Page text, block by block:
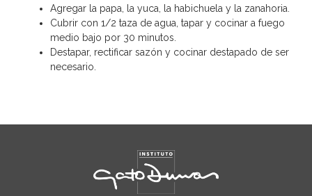
Agregar la papa, la yuca, la habichuela y la zanahoria.
Cubrir con 1/2 taza de agua, tapar y cocinar a fuego
medio bajo por 30 minutos.
Destapar, rectificar sazón y cocinar destapado de ser
necesario.